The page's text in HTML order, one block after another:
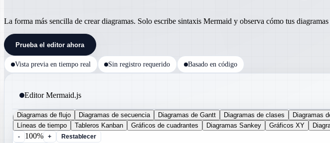
La forma más sencilla de crear diagramas. Solo escribe sintaxis Mermaid y observa cómo tus
Prueba el editor ahora
Vista previa en tiempo real Sin registro requerido Basado en código
Editor Mermaid.js
Diagramas de flujo Diagramas de secuencia Diagramas de Gantt Diagramas de clases Diagramas
Líneas de tiempo
Tableros Kanban Gráficos de cuadrantes Diagramas Sankey Gráficos XY
- 100% +
Restablecer